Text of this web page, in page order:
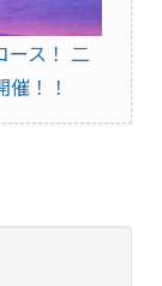
ース！ 二
！！